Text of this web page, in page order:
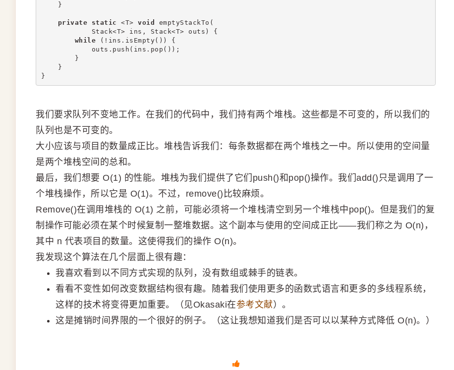
}
private static <T> void
emptyStackTo(
Stack<T> ins, Stack<T> outs) {
while (!ins.isEmpty()) {
outs.push(ins.pop());
}
}
}
我们要求队列不变地工作。在我们的代码中，我们持有两个堆栈。这些都是不可变的，所以我们的
队列也是不可变的。
大小应该与项目的数量成正比。堆栈告诉我们：每条数据都在两个堆栈之一中。所以使用的空间量
是两个堆栈空间的总和。
最后，我们想要 O(1) 的性能。堆栈为我们提供了它们push()和pop()操作。我们add()只是调用了一
个堆栈操作，所以它是 O(1)。不过，remove()比较麻烦。
Remove()在调用堆栈的 O(1) 之前，可能必须将一个堆栈清空到另一个堆栈中pop()。但是我们的复
制操作可能必须在某个时候复制一整堆数据。这个副本与使用的空间成正比——我们称之为 O(n)，
其中 n 代表项目的数量。这使得我们的操作 O(n)。
我发现这个算法在几个层面上很有趣：
我喜欢看到以不同方式实现的队列，没有数组或棘手的链表。
看看不变性如何改变数据结构很有趣。随着我们使用更多的函数式语言和更多的多线程系统，
这样的技术将变得更加重要。（见Okasaki在参考文献）。
这是摊销时间界限的一个很好的例子。（这让我想知道我们是否可以以某种方式降低 O(n)。）